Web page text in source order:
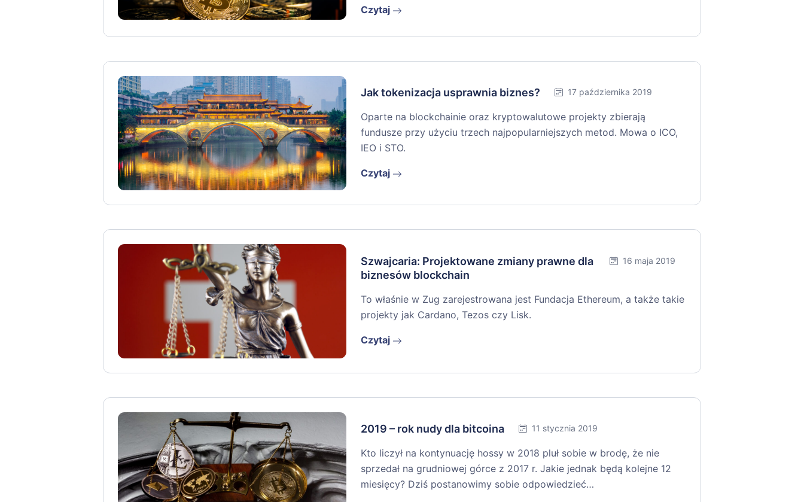
Czytaj
Jak tokenizacja usprawnia biznes? 17 października 2019
Oparte na blockchainie oraz kryptowalutowe projekty zbierają
fundusze przy użyciu trzech najpopularniejszych metod. Mowa o ICO,
IEO i STO.
Czytaj
Szwajcaria: Projektowane zmiany prawne dla
biznesów blockchain
16 maja 2019
To właśnie w Zug zarejestrowana jest Fundacja Ethereum, a także takie
projekty jak Cardano, Tezos czy Lisk.
Czytaj
2019 – rok nudy dla bitcoina 11 stycznia 2019
Kto liczył na kontynuację hossy w 2018 pluł sobie w brodę, że nie
sprzedał na grudniowej górce z 2017 r. Jakie jednak będą kolejne 12
miesięcy? Dziś postanowimy sobie odpowiedzieć…